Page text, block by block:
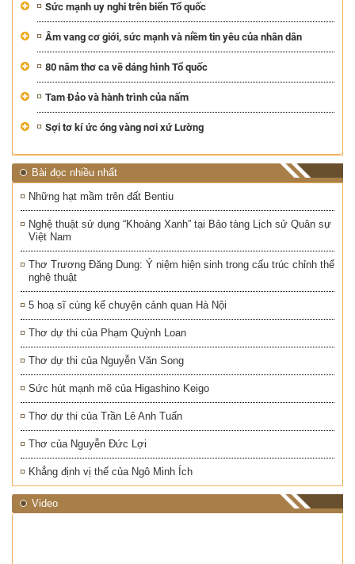
Sức mạnh uy nghi trên biển Tổ quốc
Âm vang cơ giới, sức mạnh và niềm tin yêu của nhân dân
80 năm thơ ca vẽ dáng hình Tổ quốc
Tam Đảo và hành trình của nấm
Sợi tơ kí ức óng vàng nơi xứ Lường
Bài đọc nhiều nhất
Những hạt mầm trên đất Bentiu
Nghệ thuật sử dụng “Khoảng Xanh” tại Bảo tàng Lịch sử Quân sự
Việt Nam
Thơ Trương Đăng Dung: Ý niệm hiện sinh trong cấu trúc chỉnh thể
nghệ thuật
5 hoạ sĩ cùng kể chuyện cảnh quan Hà Nội
Thơ dự thi của Phạm Quỳnh Loan
Thơ dự thi của Nguyễn Văn Song
Sức hút mạnh mẽ của Higashino Keigo
Thơ dự thi của Trần Lê Anh Tuấn
Thơ của Nguyễn Đức Lợi
Khẳng định vị thế của Ngô Minh Ích
Video